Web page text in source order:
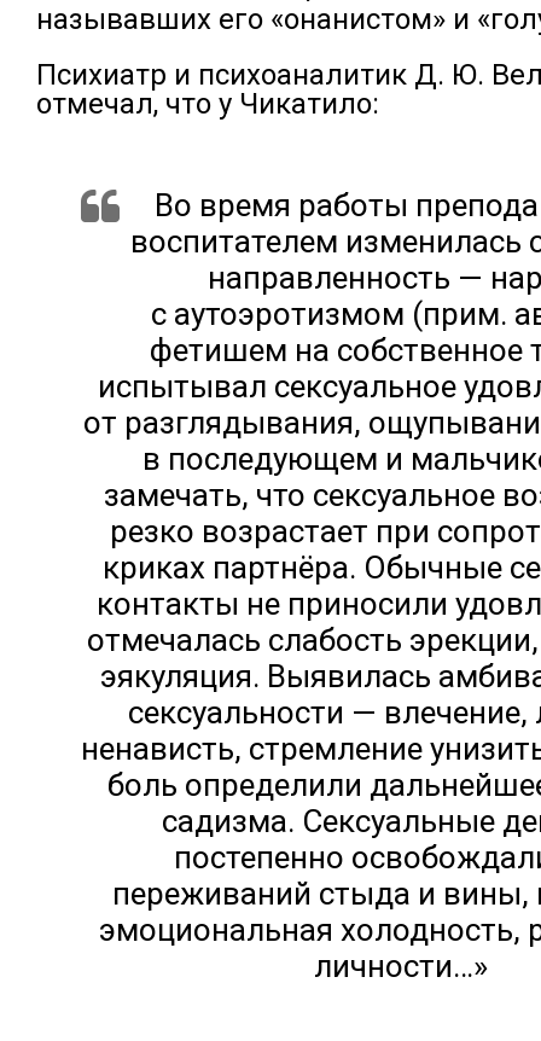
называвших его «онанистом» и
Психиатр и психоаналитик Д. Ю.
отмечал, что у Чикатило:
Во время работы
воспитателем изменилась
направленность —
с аутоэротизмом (прим.
фетишем на собственное
испытывал сексуальное
от разглядывания,
в последующем и
замечать, что сексуальное
резко возрастает при
криках партнёра. Обычные
контакты не приносили
отмечалась слабость
эякуляция. Выявилась
сексуальности —
ненависть, стремление
боль определили
садизма. Сексуальные
постепенно
переживаний стыда и вины,
эмоциональная холодность,
личности…»